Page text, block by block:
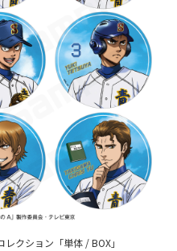
クション「単体 / BOX」